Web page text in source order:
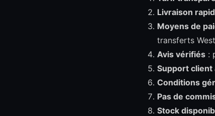
Livraison
Moyens de
transferts
Avis vérifiés :
Support client
Conditions
Pas de
Stock